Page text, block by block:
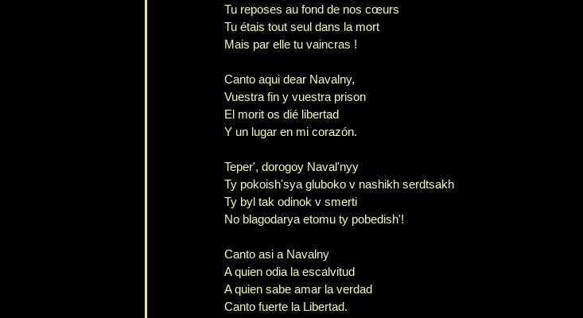
Tu reposes au fond de nos cœurs
Tu étais tout seul dans la mort
Mais par elle tu vaincras !
Canto aqui dear Navalny,
Vuestra fin y vuestra prison
El morit os dié libertad
Y un lugar en mi corazón.
Teper', dorogoy Naval'nyy
Ty pokoish'sya gluboko v nashikh serdtsakh
Ty byl tak odinok v smerti
No blagodarya etomu ty pobedish'!
Canto asi a Navalny
A quien odia la escalvitud
A quien sabe amar la verdad
Canto fuerte la Libertad.